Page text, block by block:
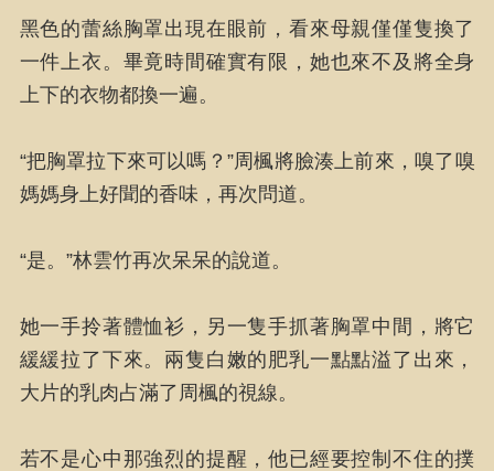
黑色的蕾絲胸罩出現在眼前，看來母親僅僅隻換了
一件上衣。畢竟時間確實有限，她也來不及將全身
上下的衣物都換一遍。
“把胸罩拉下來可以嗎？”周楓將臉湊上前來，嗅了嗅
媽媽身上好聞的香味，再次問道。
“是。”林雲竹再次呆呆的說道。
她一手拎著體恤衫，另一隻手抓著胸罩中間，將它
緩緩拉了下來。兩隻白嫩的肥乳一點點溢了出來，
大片的乳肉占滿了周楓的視線。
若不是心中那強烈的提醒，他已經要控制不住的撲